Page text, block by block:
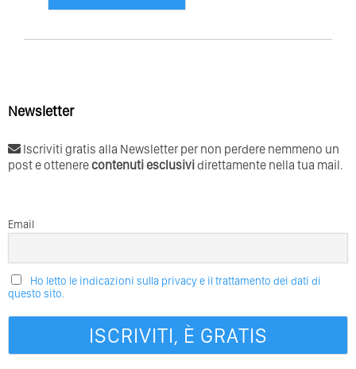
Newsletter
Iscriviti gratis alla Newsletter per non perdere nemmeno un
post e ottenerecontenuti esclusividirettamente nella tua mail.
Email
Ho letto le indicazioni sulla privacy e il trattamento dei dati di
questo sito.